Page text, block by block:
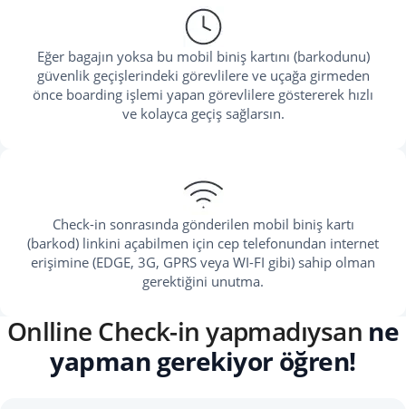
Eğer bagajın yoksa bu mobil biniş kartını (barkodunu)
güvenlik geçişlerindeki görevlilere ve uçağa girmeden
önce boarding işlemi yapan görevlilere göstererek hızlı
ve kolayca geçiş sağlarsın.
Check-in sonrasında gönderilen mobil biniş kartı
(barkod) linkini açabilmen için cep telefonundan internet
erişimine (EDGE, 3G, GPRS veya WI-FI gibi) sahip olman
gerektiğini unutma.
Onlline Check-in yapmadıysan ne
yapman gerekiyor öğren!